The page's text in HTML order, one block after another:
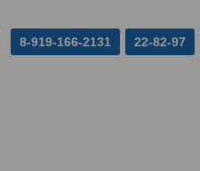
8-919-166-2131 22-82-97